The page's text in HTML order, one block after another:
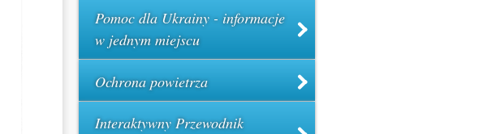
Pomoc dla Ukrainy - informacje
w jednym miejscu
Ochrona powietrza
Interaktywny Przewodnik